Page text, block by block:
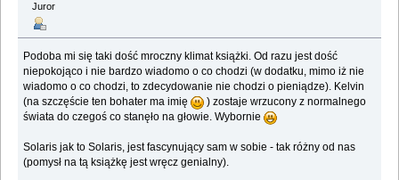
Juror
Podoba mi się taki dość mroczny klimat książki. Od razu jest dość
niepokojąco i nie bardzo wiadomo o co chodzi (w dodatku, mimo iż nie
wiadomo o co chodzi, to zdecydowanie nie chodzi o pieniądze). Kelvin
(na szczęście ten bohater ma imię
) zostaje wrzucony z normalnego
świata do czegoś co stanęło na głowie. Wybornie
Solaris jak to Solaris, jest fascynujący sam w sobie - tak różny od nas
(pomysł na tą książkę jest wręcz genialny).